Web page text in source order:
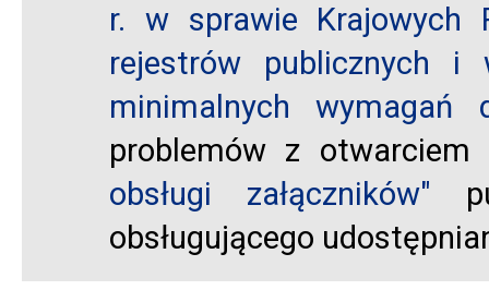
r. w sprawie Krajowych
rejestrów publicznych i
minimalnych wymagań
problemów z
obsługi załączników"
obsługującego